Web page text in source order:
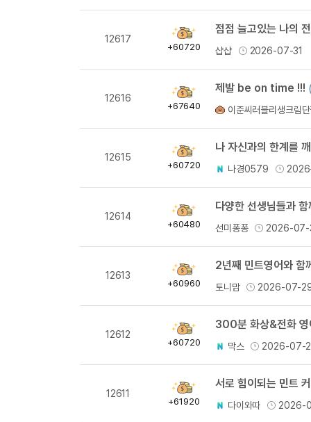
12617
획
득
+60720
점점 늘고있는 나의
샵샵 2026-07-31
12616
획
득
+67640
제발 be on time !!!
이준씨러블리생크림
12615
획
득
+60720
나 자신과의 한계를
나경0579
12614
획
득
+60480
다양한 선생님들과
선미퐁퐁 2026-
12613
획
득
+60960
2년째 민트영어와 함
토니맘 2026-07-
12612
획
득
+60720
300분 화상&전화 영
막스 2026-07-
12611
획
득
+61920
서로 힘이되는 민트
다이와따 2026-